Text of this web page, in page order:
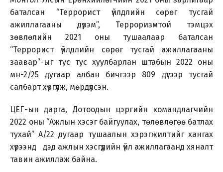
баталсан “Террорист үйлдлийн сөрөг тусгай
ажиллагааны дүрэм”, Терроризмтой тэмцэх
зөвлөлийн 2021 оны тушаалаар баталсан
“Террорист үйлдлийн сөрөг тусгай ажиллагааны
заавар”-ыг тус тус хуулбарлан штабын 2022 оны
мн-2/25 дугаар албан бичгээр 809 дүгээр тусгай
салбарт хүргүүлж, мөрдүүлсэн.
ЦЕГ-ын дарга, Дотоодын цэргийн командлагчийн
2022 оны “Ажлын хэсэг байгуулах, төлөвлөгөө батлах
тухай” А/22 дугаар тушаалын хэрэгжилтийг хангах
хүрээнд дэд ажлын хэсгүүдийн үйл ажиллагаанд хяналт
тавин ажиллаж байна.